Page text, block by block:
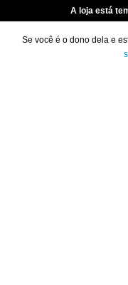
A loja está
Se você é o dono dela e